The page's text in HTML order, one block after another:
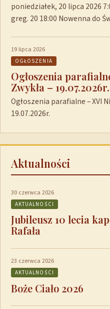
poniedziałek, 20 lipca 2026
greg. 20 18:00 Nowenna do
19 lipca 2026
OGŁOSZENIA
Ogłoszenia
Zwykła – 19.07.2026r.
Ogłoszenia parafialne – XVI
19.07.2026r.
Aktualności
30 czerwca 2026
AKTUALNOŚCI
Jubileusz 10 lecia
Rafała
23 czerwca 2026
AKTUALNOŚCI
Boże Ciało 2026